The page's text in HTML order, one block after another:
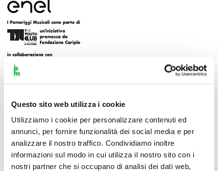
Questo sito web utilizza i cookie
Utilizziamo i cookie per personalizzare contenuti ed
annunci, per fornire funzionalità dei social media e per
analizzare il nostro traffico. Condividiamo inoltre
informazioni sul modo in cui utilizza il nostro sito con i
nostri partner che si occupano di analisi dei dati web,